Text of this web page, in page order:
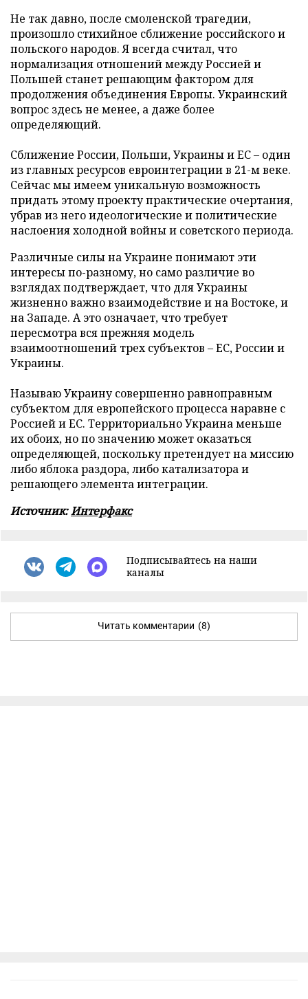
Не так давно, после смоленской трагедии,
произошло стихийное сближение российского и
польского народов. Я всегда считал, что
нормализация отношений между Россией и
Польшей станет решающим фактором для
продолжения объединения Европы. Украинский
вопрос здесь не менее, а даже более
определяющий.
Сближение России, Польши, Украины и ЕС– один
из главных ресурсов евроинтеграции в 21-м веке.
Сейчас мы имеем уникальную возможность
придать этому проекту практические очертания,
убрав из него идеологические и политические
наслоения холодной войны и советского периода.
Различные силы на Украине понимают эти
интересы по-разному, но само различие во
взглядах подтверждает, что для Украины
жизненно важно взаимодействие и на Востоке, и
на Западе. А это означает, что требует
пересмотра вся прежняя модель
взаимоотношений трех субъектов –ЕС, России и
Украины.
Называю Украину совершенно равноправным
субъектом для европейского процесса наравне с
Россией и ЕС. Территориально Украина меньше
их обоих, но по значению может оказаться
определяющей, поскольку претендует на миссию
либо яблока раздора, либо катализатора и
решающего элемента интеграции.
Источник:Интерфакс
Подписывайтесь на наши
каналы
Читать комментарии (8)